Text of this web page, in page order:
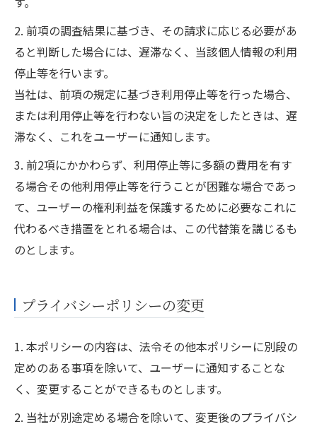
2. 前項の調査結果に基づき、その請求に応じる必要があ
ると判断した場合には、遅滞なく、当該個人情報の利用
停止等を行います。
当社は、前項の規定に基づき利用停止等を行った場合、
または利用停止等を行わない旨の決定をしたときは、遅
滞なく、これをユーザーに通知します。
3. 前2項にかかわらず、利用停止等に多額の費用を有す
る場合その他利用停止等を行うことが困難な場合であっ
て、ユーザーの権利利益を保護するために必要なこれに
代わるべき措置をとれる場合は、この代替策を講じるも
のとします。
プライバシーポリシーの変更
1. 本ポリシーの内容は、法令その他本ポリシーに別段の
定めのある事項を除いて、ユーザーに通知することな
く、変更することができるものとします。
2. 当社が別途定める場合を除いて、変更後のプライバシ